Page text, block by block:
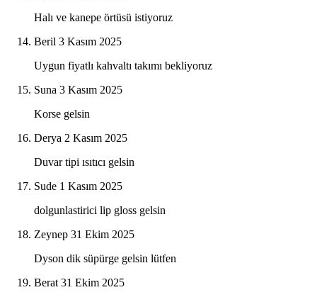
Halı ve kanepe örtüsü istiyoruz
Beril 3 Kasım 2025
Uygun fiyatlı kahvaltı takımı bekliyoruz
Suna 3 Kasım 2025
Korse gelsin
Derya 2 Kasım 2025
Duvar tipi ısıtıcı gelsin
Sude 1 Kasım 2025
dolgunlastirici lip gloss gelsin
Zeynep 31 Ekim 2025
Dyson dik süpürge gelsin lütfen
Berat 31 Ekim 2025